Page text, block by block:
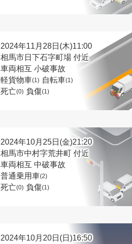
2024年11月28日(木)11:00
相馬市日下石字町場 付近
車両相互 小破事故
軽貨物車(1) 自転車(1)
死亡(0) 負傷(1)
2024年10月25日(金)21:20
相馬市中村字荒井町 付近
車両相互 中破事故
普通乗用車(2)
死亡(0) 負傷(1)
2024年10月20日(日)16:50